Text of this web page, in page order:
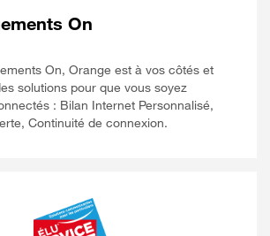
On
On, Orange est à vos côtés et
solutions pour que vous soyez
: Bilan Internet Personnalisé,
Continuité de connexion.